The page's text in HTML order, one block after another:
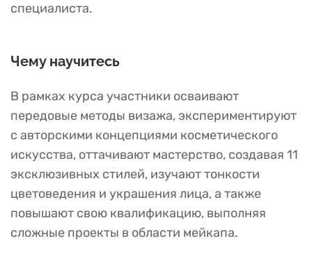
специалиста.
Чему научитесь
В рамках курса участники осваивают
передовые методы визажа, экспериментируют
с авторскими концепциями косметического
искусства, оттачивают мастерство, создавая 11
эксклюзивных стилей, изучают тонкости
цветоведения и украшения лица, а также
повышают свою квалификацию, выполняя
сложные проекты в области мейкапа.